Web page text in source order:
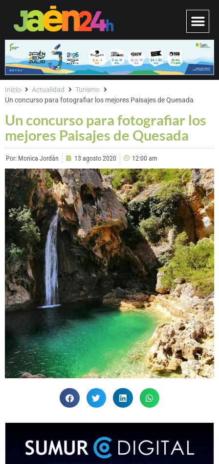
Un concurso para fotografiar los
mejores Paisajes de Quesada
Inicio Actualidad
Turismo
Un concurso para fotografiar los mejores Paisajes de Quesada
Por: Monica Jordán 13 agosto 2020 12:00 am